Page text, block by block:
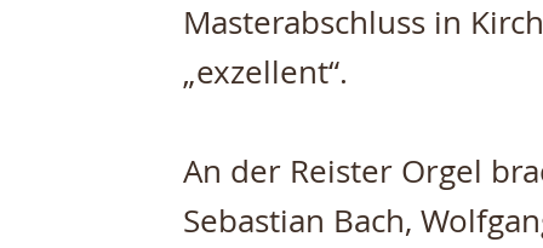
Masterabschluss in
„exzellent“.
An der Reister Orgel
Sebastian Bach,